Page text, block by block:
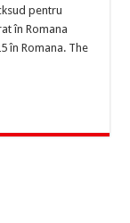
pentru
în Romana
în Romana. The